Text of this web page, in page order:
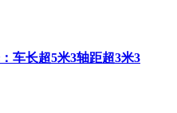
车长超5米3轴距超3米3